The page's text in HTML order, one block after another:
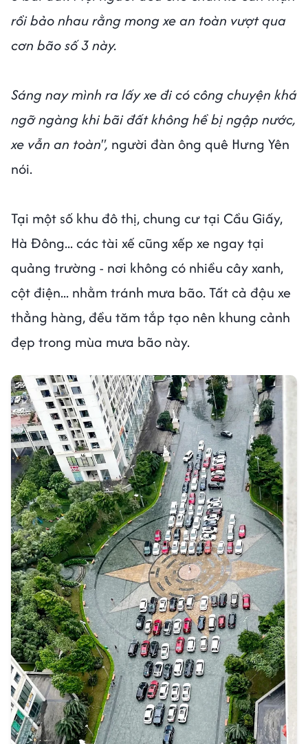
rồi bảo nhau rằng mong xe an toàn vượt qua
cơn bão số 3 này.
Sáng nay mình ra lấy xe đi có công chuyện khá
ngỡ ngàng khi bãi đất không hề bị ngập nước,
xe vẫn an toàn", người đàn ông quê Hưng Yên
nói.
Tại một số khu đô thị, chung cư tại Cầu Giấy,
Hà Đông... các tài xế cũng xếp xe ngay tại
quảng trường - nơi không có nhiều cây xanh,
cột điện... nhằm tránh mưa bão. Tất cả đậu xe
thẳng hàng, đều tăm tắp tạo nên khung cảnh
đẹp trong mùa mưa bão này.